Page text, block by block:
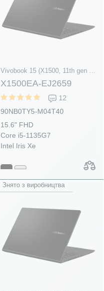
X1500EA-EJ2659
12
90NB0TY5-M04T40
15.6" FHD
Core i5-1135G7
Intel Iris Xe
Знято з виробництва